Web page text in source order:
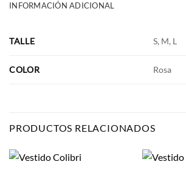
INFORMACIÓN ADICIONAL
TALLE S, M, L
COLOR Rosa
PRODUCTOS RELACIONADOS